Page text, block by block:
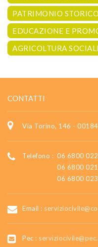
PATRIMONIO
EDUCAZIONE E
AGRICOLTURA
CONTATTI
Via Torino, 146 -
Telefono : 06 6800
06 6800
06 6800
Email :
Pec :